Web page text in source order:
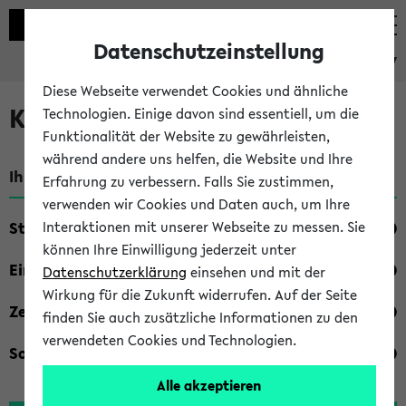
eKVV
Kombisuche im eKVV
Ihre Suchkriterien:
Studienfach
Einrichtung
Zeiten
Sonstiges
Datenschutzeinstellung
Diese Webseite verwendet Cookies und ähnliche
Technologien. Einige davon sind essentiell, um die
Funktionalität der Website zu gewährleisten,
während andere uns helfen, die Website und Ihre
Erfahrung zu verbessern. Falls Sie zustimmen,
verwenden wir Cookies und Daten auch, um Ihre
Interaktionen mit unserer Webseite zu messen. Sie
können Ihre Einwilligung jederzeit unter
Datenschutzerklärung einsehen und mit der
Wirkung für die Zukunft widerrufen. Auf der Seite
finden Sie auch zusätzliche Informationen zu den
verwendeten Cookies und Technologien.
Alle akzeptieren